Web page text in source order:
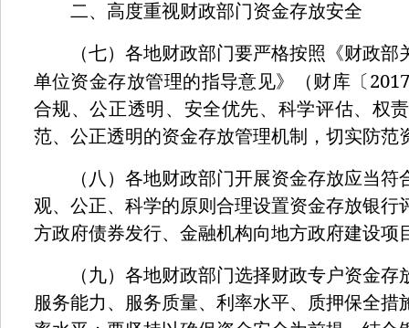
二、高度重视财政部门资金存放安全
（七）各地财政部门要严格按照《财政部
单位资金存放管理的指导意见》（财库〔 2017
合规、公正透明、安全优先、科学评估、权
范、公正透明的资金存放管理机制，切实防范
（八）各地财政部门开展资金存放应当符
观、公正、科学的原则合理设置资金存放银行
方政府债券发行、金融机构向地方政府建设项
（九）各地财政部门选择财政专户资金存
服务能力、服务质量、利率水平、质押保全措